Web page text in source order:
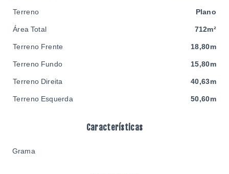
Características
Grama
Terreno Plano
Área Total 712m²
Terreno Frente 18,80m
Terreno Fundo 15,80m
Terreno Direita 40,63m
Terreno Esquerda 50,60m